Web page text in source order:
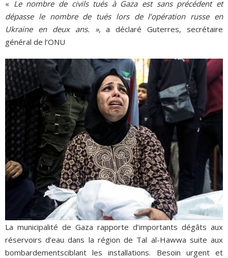
« Le nombre de civils tués à Gaza est sans précédent et
dépasse le nombre de tués lors de l’opération russe en
Ukraine en deux ans. », a déclaré Guterres, secrétaire
général de l’ONU
La municipalité de Gaza rapporte d’importants dégâts aux
réservoirs d’eau dans la région de Tal al-Hawwa suite aux
bombardementsciblant les installations. Besoin urgent et